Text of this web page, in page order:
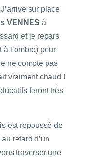
J’arrive sur place
VENNES à
et je repars
à l’ombre) pour
ne compte pas
vraiment chaud !
feront très
est repoussé de
retard d’un
traverser une